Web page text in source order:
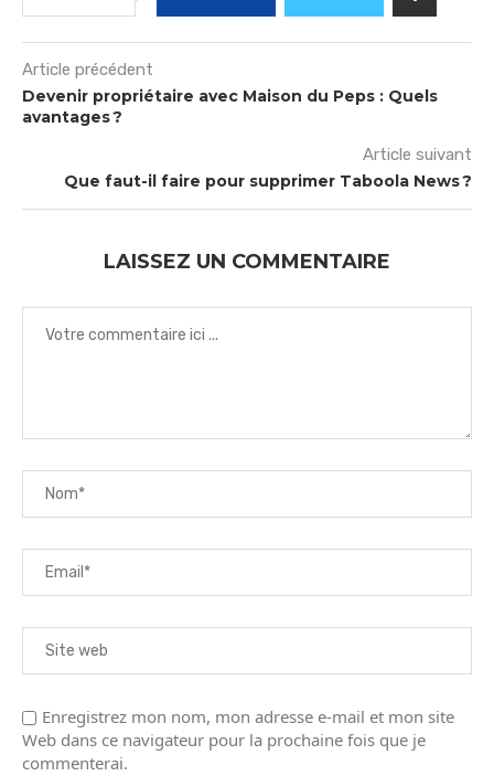
Article précédent
Devenir propriétaire avec Maison du Peps : Quels
avantages ?
Article suivant
Que faut-il faire pour supprimer Taboola News ?
LAISSEZ UN COMMENTAIRE
Enregistrez mon nom, mon adresse e-mail et mon site
Web dans ce navigateur pour la prochaine fois que je
commenterai.